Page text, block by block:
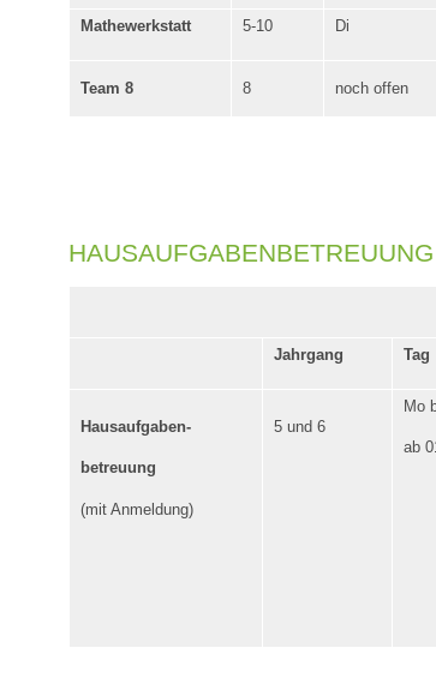
Mathewerkstatt 5-10 Di
Team 8 8 noch offen
Jahrgang Tag
Hausaufgaben-
betreuung
(mit Anmeldung)
5 und 6
Mo
ab